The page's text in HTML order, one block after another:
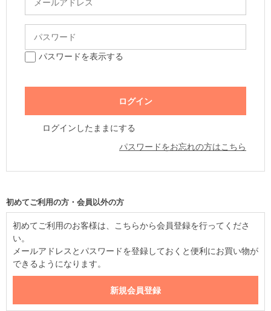
パスワードを表示する
ログインしたままにする
パスワードをお忘れの方はこちら
初めてご利用の方・会員以外の方
初めてご利用のお客様は、こちらから会員登録を行ってくださ
い。
メールアドレスとパスワードを登録しておくと便利にお買い物が
できるようになります。